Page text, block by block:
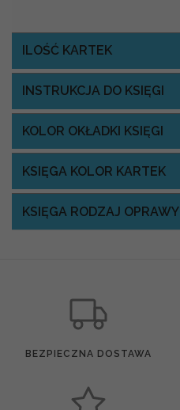
ILOŚĆ KARTEK
INSTRUKCJA DO KSIĘGI
KOLOR OKŁADKI KSIĘGI
KSIĘGA KOLOR KARTEK
KSIĘGA RODZAJ OPRAWY
BEZPIECZNA DOSTAWA